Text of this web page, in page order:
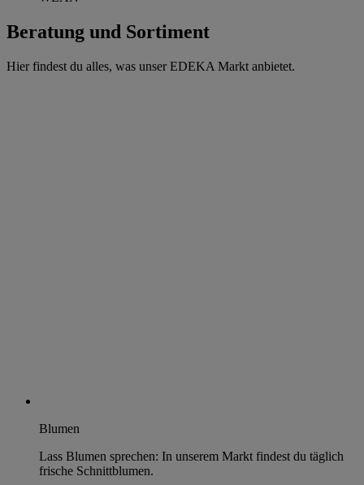
Beratung und Sortiment
Hier findest du alles, was unser EDEKA Markt anbietet.
Blumen
Lass Blumen sprechen: In unserem Markt findest du täglich
frische Schnittblumen.